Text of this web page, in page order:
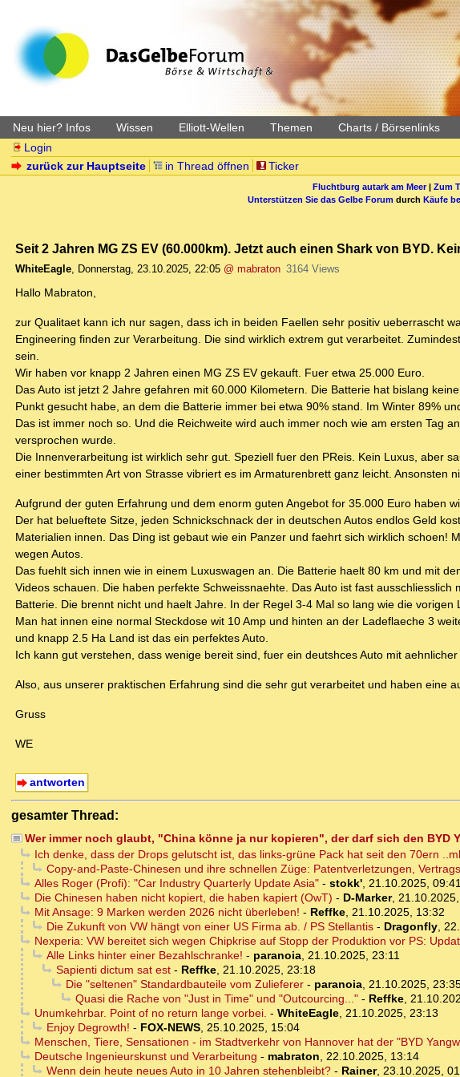
Neu hier? Infos Wissen Elliott-Wellen Themen Charts / Börsenlinks
Login
zurück zur Hauptseite
in Thread öffnen Ticker
Fluchtburg autark am Meer| Zum
Unterstützen Sie das Gelbe Forum durch Käufe
Seit 2 Jahren MG ZS EV (60.000km). Jetzt auch einen Shark von BYD.
WhiteEagle, Donnerstag, 23.10.2025, 22:05 @ mabraton 3164 Views
Hallo Mabraton,
zur Qualitaet kann ich nur sagen, dass ich in beiden Faellen sehr positiv ueberrascht
Engineering finden zur Verarbeitung. Die sind wirklich extrem gut verarbeitet.
sein.
Wir haben vor knapp 2 Jahren einen MG ZS EV gekauft. Fuer etwa 25.000 Euro.
Das Auto ist jetzt 2 Jahre gefahren mit 60.000 Kilometern. Die Batterie hat bislang
Punkt gesucht habe, an dem die Batterie immer bei etwa 90% stand. Im Winter 89%
Das ist immer noch so. Und die Reichweite wird auch immer noch wie am ersten Tag
versprochen wurde.
Die Innenverarbeitung ist wirklich sehr gut. Speziell fuer den PReis. Kein Luxus, aber
einer bestimmten Art von Strasse vibriert es im Armaturenbrett ganz leicht. Ansonsten
Aufgrund der guten Erfahrung und dem enorm guten Angebot for 35.000 Euro haben
Der hat belueftete Sitze, jeden Schnickschnack der in deutschen Autos endlos Geld
Materialien innen. Das Ding ist gebaut wie ein Panzer und faehrt sich wirklich schoen!
wegen Autos.
Das fuehlt sich innen wie in einem Luxuswagen an. Die Batterie haelt 80 km und mit
Videos schauen. Die haben perfekte Schweissnaehte. Das Auto ist fast
Batterie. Die brennt nicht und haelt Jahre. In der Regel 3-4 Mal so lang wie die vorigen
Man hat innen eine normal Steckdose wit 10 Amp und hinten an der Ladeflaeche 3
und knapp 2.5 Ha Land ist das ein perfektes Auto.
Ich kann gut verstehen, dass wenige bereit sind, fuer ein deutshces Auto mit
Also, aus unserer praktischen Erfahrung sind die sehr gut verarbeitet und haben eine
Gruss
WE
antworten
gesamter Thread:
Wer immer noch glaubt, "China könne ja nur kopieren", der darf sich den BYD
Ich denke, dass der Drops gelutscht ist, das links-grüne Pack hat seit den 70ern
Copy-and-Paste-Chinesen und ihre schnellen Züge: Patentverletzungen,
Alles Roger (Profi): "Car Industry Quarterly Update Asia"- stokk', 21.10.2025,
Die Chinesen haben nicht kopiert, die haben kapiert (OwT) - D-Marker,
Mit Ansage: 9 Marken werden 2026 nicht überleben! - Reffke, 21.10.2025, 13:32
Die Zukunft von VW hängt von einer US Firma ab. / PS Stellantis- Dragonfly,
Nexperia: VW bereitet sich wegen Chipkrise auf Stopp der Produktion vor PS:
Alle Links hinter einer Bezahlschranke! - paranoia, 21.10.2025, 23:11
Sapienti dictum sat est- Reffke, 21.10.2025, 23:18
Die "seltenen" Standardbauteile vom Zulieferer- paranoia, 21.10.2025,
Quasi die Rache von "Just in Time" und "Outcourcing..."- Reffke,
Unumkehrbar. Point of no return lange vorbei. - WhiteEagle, 21.10.2025, 23:13
Enjoy Degrowth! - FOX-NEWS, 25.10.2025, 15:04
Menschen, Tiere, Sensationen - im Stadtverkehr von Hannover hat der "BYD
Deutsche Ingenieurskunst und Verarbeitung - mabraton, 22.10.2025, 13:14
Wenn dein heute neues Auto in 10 Jahren stehenbleibt?- Rainer, 23.10.2025,